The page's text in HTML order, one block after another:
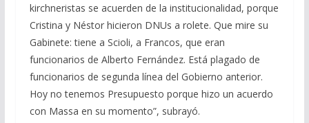
kirchneristas se acuerden de la institucionalidad, porque
Cristina y Néstor hicieron DNUs a rolete. Que mire su
Gabinete: tiene a Scioli, a Francos, que eran
funcionarios de Alberto Fernández. Está plagado de
funcionarios de segunda línea del Gobierno anterior.
Hoy no tenemos Presupuesto porque hizo un acuerdo
con Massa en su momento”, subrayó.